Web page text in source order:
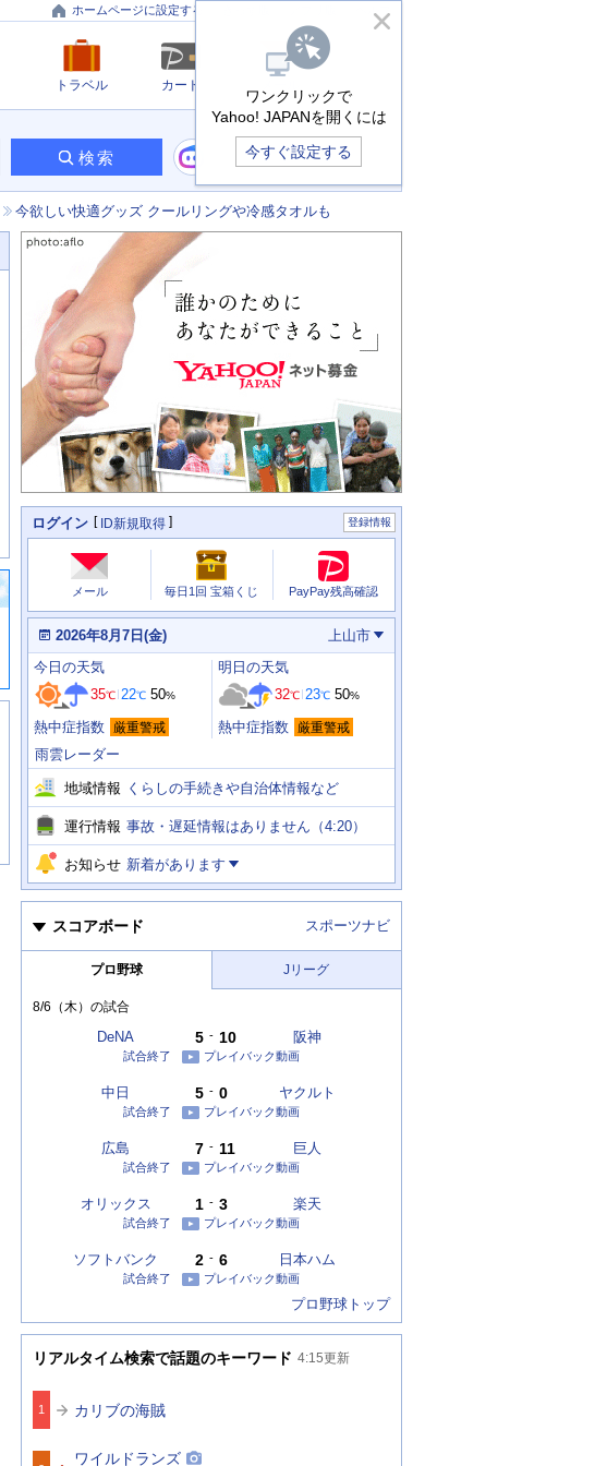
ワンクリックで
Yahoo! JAPANを開くには
今すぐ設定する
ホームページに設定する
トラベル カード
検索
今欲しい快適グッズ クールリングや冷感タオルも
個
人
情
報
ログイン ID新規取得 登録情報
あ
た
の
ス
ス
メール 毎日1回 宝箱くじ PayPay残高確認
本
日
の
天
気
、
運
情
報
2026年8月7日(金) 上山市
今
日
明
日
の
天
気
今日 の天気
35℃ 22℃ 50%
熱中症指数 厳重警戒
明日 の天気
32℃ 23℃ 50%
熱中症指数 厳重警戒
雨雲レーダー
地域情報 くらしの手続きや自治体情報など
運行情報 事故・遅延情報はありません（4:20）
お知らせ 新着があります
スコアボード スポーツナビ
プロ野球 Jリーグ
8/6（木） の試合
DeNA 阪神
試合終了 プレイバック動画
5 - 10
中日 ヤクルト
試合終了 プレイバック動画
5 - 0
広島 巨人
試合終了 プレイバック動画
7 - 11
オリックス 楽天
試合終了 プレイバック動画
1 - 3
ソフトバンク 日本ハム
試合終了 プレイバック動画
2 - 6
プロ野球トップ
リアルタイム検索で話題のキーワード 4:15更新
1 カリブの海賊
ワイルドランズ